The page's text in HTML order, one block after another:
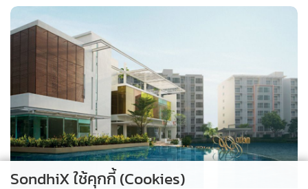
สำหรับร่างพระราชบัญญัติค่าธรรมเนียมการใช้ทางหลวง พ.ศ. ....
มีหลักการและเหตุผล เพื่อปรับปรุงพระราชบัญญัติกำหนดค่า
ธรรมเนียมการใช้ยานยนตร์บนทางหลวงและสะพาน พ.ศ. 2497
ได้ใช้บังคับมาเป็นเวลานาน ให้เหมาะสมกับสภาพการณ์ที่
ประเทศไทยได้มีการขยายโครงการจัดให้มีหรือพัฒนาโครงข่าย
ทางหลวงที่มีการเรียกเก็บค่าธรรมเนียม การใช้ทางหลวง เพื่อเป็น
ทางเลือกให้แก่ประชาชนในการเดินทางและเพิ่มศักยภาพในการ
ขนส่งของประเทศ
SondhiX ใช้คุกกี้ (Cookies)